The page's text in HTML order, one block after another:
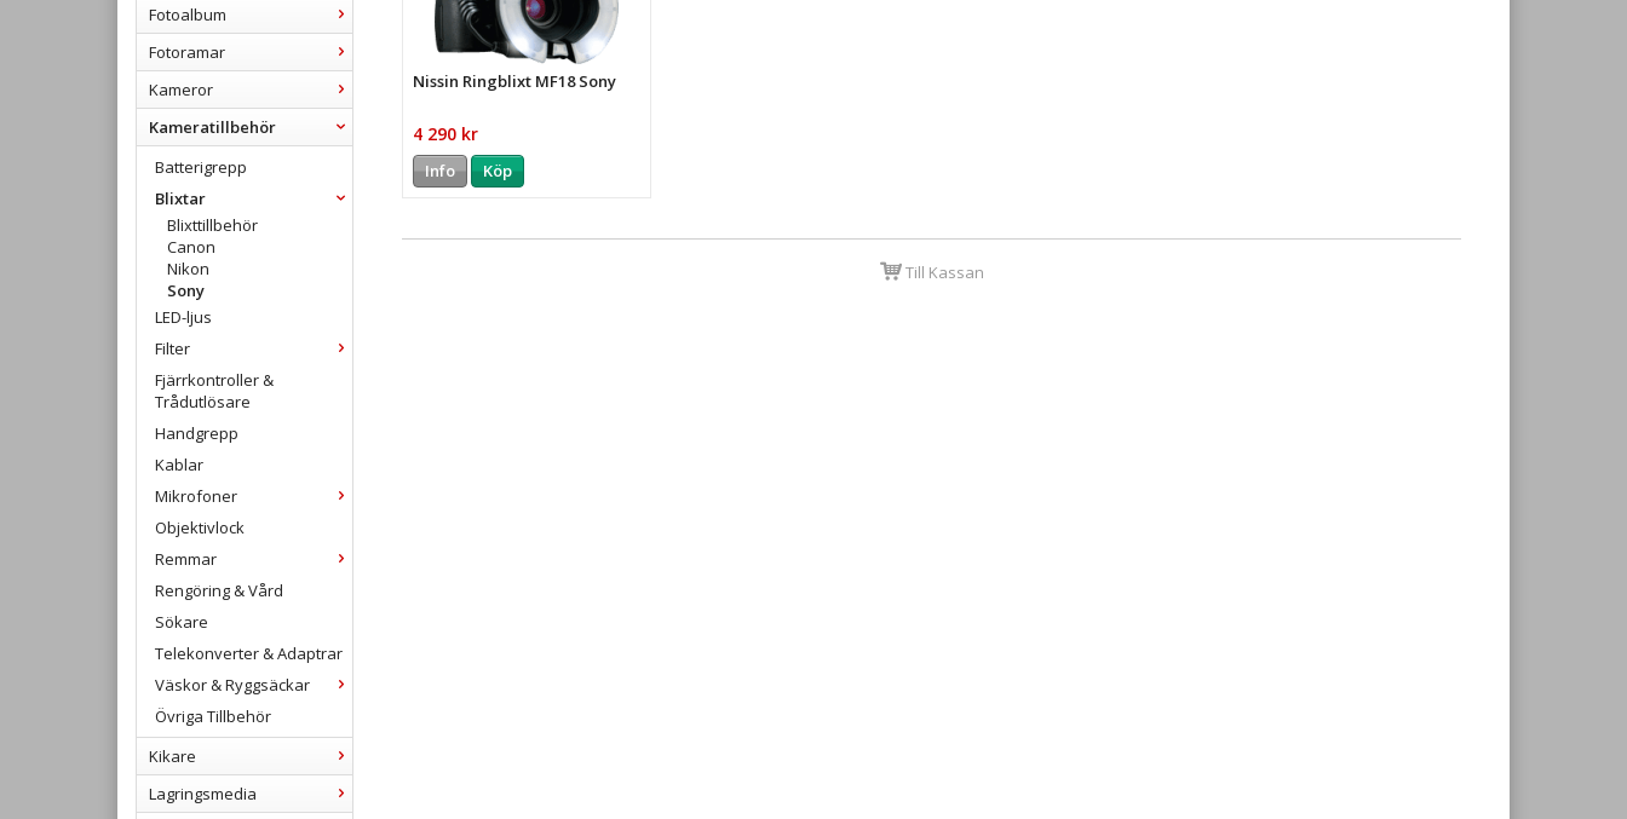
Fotoalbum
Fotoramar
Kameror
Kameratillbehör
Batterigrepp
Blixtar
Blixttillbehör
Canon
Nikon
Sony
LED-ljus
Filter
Fjärrkontroller &
Trådutlösare
Handgrepp
Kablar
Mikrofoner
Objektivlock
Remmar
Rengöring & Vård
Sökare
Telekonverter & Adaptrar
Väskor & Ryggsäckar
Övriga Tillbehör
Kikare
Lagringsmedia
Nissin Ringblixt MF18 Sony
4 290 kr
Info Köp
Till Kassan